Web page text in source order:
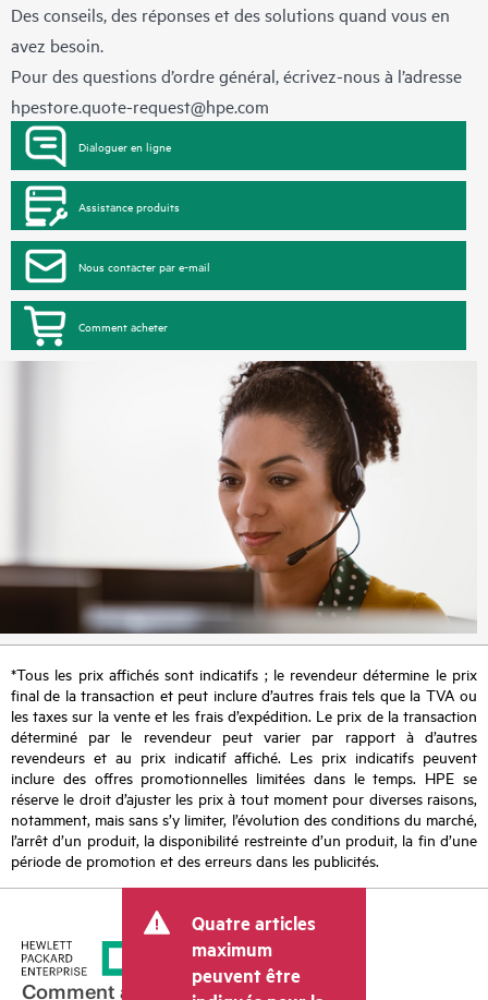
Des conseils, des réponses et des solutions quand vous en
avez besoin.
Pour des questions d’ordre général, écrivez-nous à l’adresse
hpestore.quote-request@hpe.com
Dialoguer en ligne
Assistance produits
Nous contacter par e-mail
Comment acheter
*Tous les prix affichés sont indicatifs ; le revendeur détermine le prix
final de la transaction et peut inclure d’autres frais tels que la TVA ou
les taxes sur la vente et les frais d’expédition. Le prix de la transaction
déterminé par le revendeur peut varier par rapport à d’autres
revendeurs et au prix indicatif affiché. Les prix indicatifs peuvent
inclure des offres promotionnelles limitées dans le temps. HPE se
réserve le droit d’ajuster les prix à tout moment pour diverses raisons,
notamment, mais sans s’y limiter, l’évolution des conditions du marché,
l’arrêt d’un produit, la disponibilité restreinte d’un produit, la fin d’une
période de promotion et des erreurs dans les publicités.
Quatre articles
maximum
peuvent être
Comment acheter